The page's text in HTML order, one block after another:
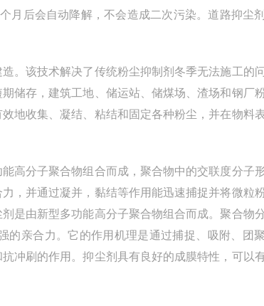
月后会自动降解，不会造成二次污染。道路抑尘
。该技术解决了传统粉尘抑制剂冬季无法施工的
储存，建筑工地、储运站、储煤场、渣场和钢厂
地收集、凝结、粘结和固定各种粉尘，并在物料
分子聚合物组合而成，聚合物中的交联度分子
，并通过凝并，黏结等作用能迅速捕捉并将微粒
是由新型多功能高分子聚合物组合而成。聚合物
的亲合力。它的作用机理是通过捕捉、吸附、团
冲刷的作用。抑尘剂具有良好的成膜特性，可以